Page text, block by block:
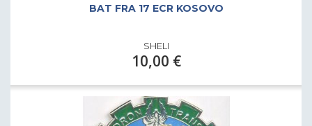
BAT FRA 17 ECR KOSOVO
SHELI
10,00 €